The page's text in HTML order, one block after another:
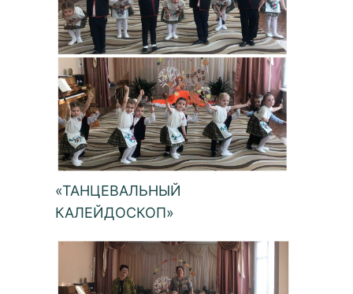
«ТАНЦЕВАЛЬНЫЙ
КАЛЕЙДОСКОП»